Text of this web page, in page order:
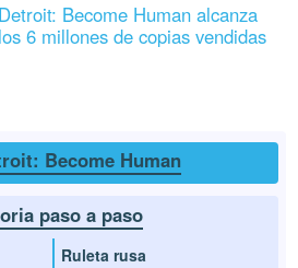
Detroit: Become Human alcanza
los 6 millones de copias vendidas
Become Human
paso a paso
Ruleta rusa